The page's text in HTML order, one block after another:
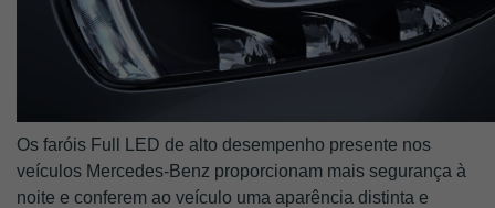
Os faróis Full LED de alto desempenho presente nos
veículos Mercedes-Benz proporcionam mais segurança à
noite e conferem ao veículo uma aparência distinta e